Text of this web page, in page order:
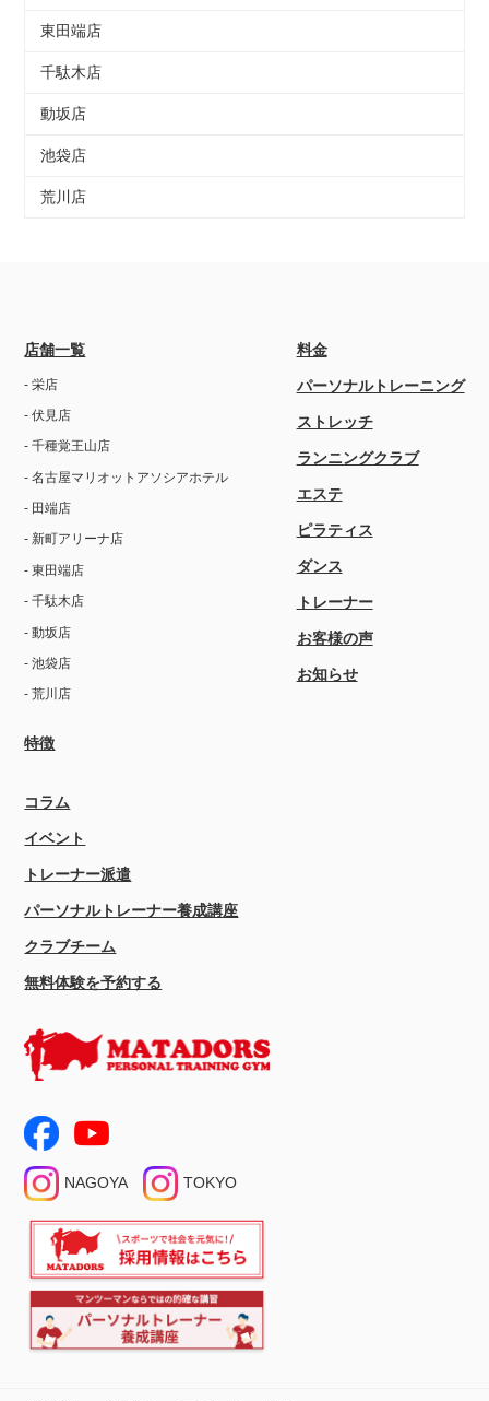
東田端店
千駄木店
動坂店
池袋店
荒川店
NAGOYA TOKYO
店舗一覧
- 栄店
- 伏見店
- 千種覚王山店
- 名古屋マリオットアソシアホテル
- 田端店
- 新町アリーナ店
- 東田端店
- 千駄木店
- 動坂店
- 池袋店
- 荒川店
特徴
料金
パーソナルトレーニング
ストレッチ
ランニングクラブ
エステ
ピラティス
ダンス
トレーナー
お客様の声
お知らせ
コラム
イベント
トレーナー派遣
パーソナルトレーナー養成講座
クラブチーム
無料体験を予約する